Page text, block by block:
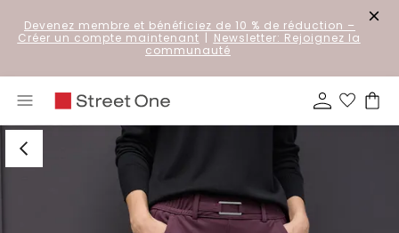
Devenez membre et bénéficiez de 10 % de réduction –
Créer un compte maintenant | Newsletter: Rejoignez la
communauté